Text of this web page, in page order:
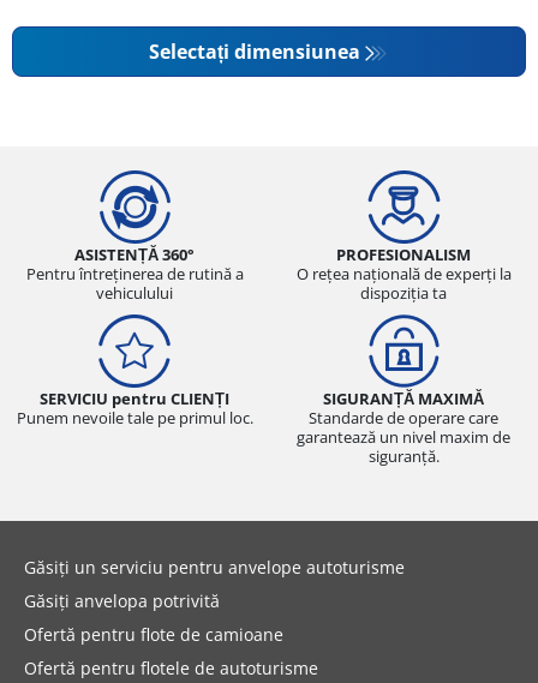
Selectați dimensiunea
ASISTENȚĂ 360°
Pentru întreținerea de rutină a
vehiculului
PROFESIONALISM
O rețea națională de experți la
dispoziția ta
SERVICIU pentru CLIENȚI
Punem nevoile tale pe primul loc.
SIGURANȚĂ MAXIMĂ
Standarde de operare care
garantează un nivel maxim de
siguranță.
Găsiți un serviciu pentru anvelope autoturisme
Găsiți anvelopa potrivită
Ofertă pentru flote de camioane
Ofertă pentru flotele de autoturisme